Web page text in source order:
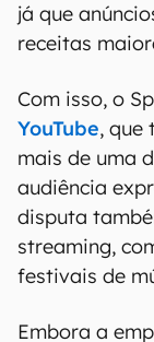
já que
receitas
Com isso, o
YouTube, que
mais de uma
audiência
disputa
streaming,
festivais de
Embora a